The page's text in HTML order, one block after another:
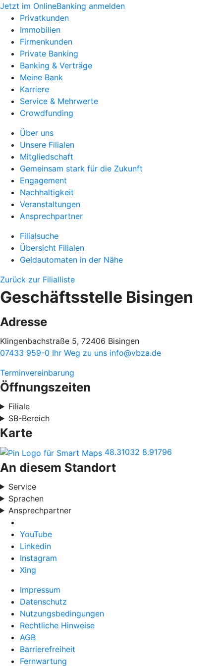
Jetzt im OnlineBanking anmelden
Privatkunden
Immobilien
Firmenkunden
Private Banking
Banking & Verträge
Meine Bank
Karriere
Service & Mehrwerte
Crowdfunding
Über uns
Unsere Filialen
Mitgliedschaft
Gemeinsam stark für die Zukunft
Engagement
Nachhaltigkeit
Veranstaltungen
Ansprechpartner
Filialsuche
Übersicht Filialen
Geldautomaten in der Nähe
Zurück zur Filialliste
Geschäftsstelle Bisingen
Adresse
Klingenbachstraße 5, 72406 Bisingen
07433 959-0 Ihr Weg zu uns info@vbza.de
Terminvereinbarung
Öffnungszeiten
Filiale
SB-Bereich
Karte
48.31032 8.91796
An diesem Standort
Service
Sprachen
Ansprechpartner
YouTube
Linkedin
Instagram
Xing
Impressum
Datenschutz
Nutzungsbedingungen
Rechtliche Hinweise
AGB
Barrierefreiheit
Fernwartung